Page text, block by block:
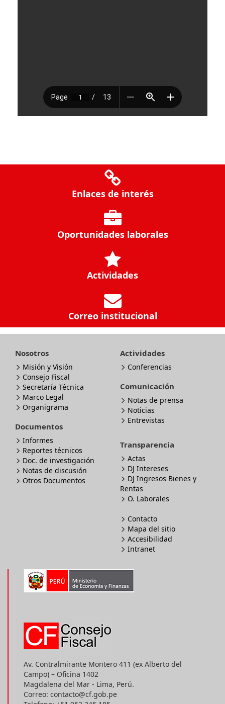
Enlaces de interés
Oportunidades laborales
Actividades
Correo institucional
Nosotros
Misión y Visión
Consejo Fiscal
Secretaría Técnica
Marco Legal
Organigrama
Documentos
Informes
Reportes técnicos
Doc. de investigación
Notas de discusión
Otros Documentos
Actividades
Conferencias
Comunicación
Notas de prensa
Noticias
Entrevistas
Transparencia
Actas
DJ Intereses
DJ Ingresos Bienes y
Rentas
O. Laborales
Contacto
Mapa del sitio
Accesibilidad
Intranet
Av. Contralmirante Montero 411 (ex Alberto del
Campo) – Oficina 1402
Magdalena del Mar - Lima, Perú.
Correo: contacto@cf.gob.pe